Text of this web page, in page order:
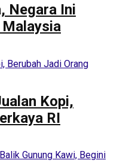
Negara Ini
Kopi,
RI